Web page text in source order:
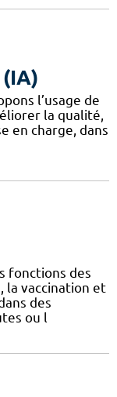
l’usage de
la qualité,
en charge, dans
fonctions des
la vaccination et
des
ou l